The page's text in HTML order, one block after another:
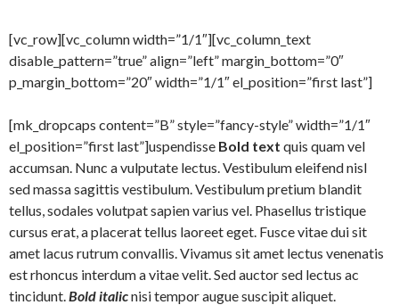
[vc_row][vc_column width=”1/1″][vc_column_text
disable_pattern=”true” align=”left” margin_bottom=”0″
p_margin_bottom=”20″ width=”1/1″ el_position=”first last”]
[mk_dropcaps content=”B” style=”fancy-style” width=”1/1″
el_position=”first last”]uspendisse Bold text quis quam vel
accumsan. Nunc a vulputate lectus. Vestibulum eleifend nisl
sed massa sagittis vestibulum. Vestibulum pretium blandit
tellus, sodales volutpat sapien varius vel. Phasellus tristique
cursus erat, a placerat tellus laoreet eget. Fusce vitae dui sit
amet lacus rutrum convallis. Vivamus sit amet lectus venenatis
est rhoncus interdum a vitae velit. Sed auctor sed lectus ac
tincidunt.Bold italicnisi tempor augue suscipit aliquet.